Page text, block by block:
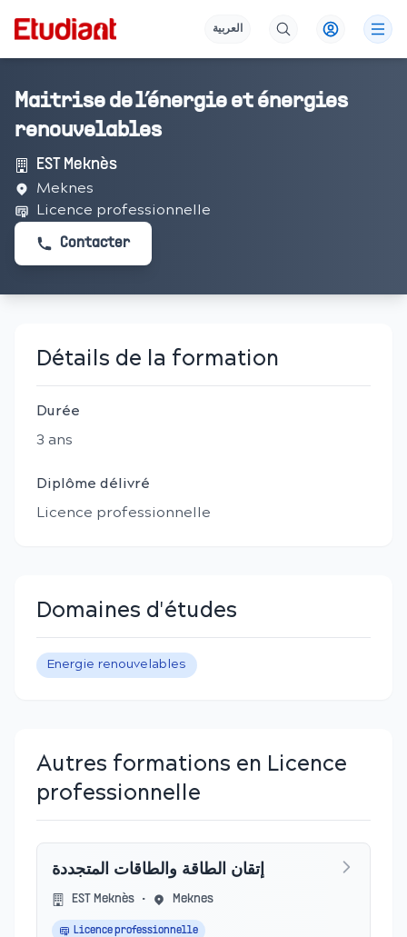
العربية
Maitrise de l’énergie et énergies
renouvelables
EST Meknès
Meknes
Licence professionnelle
Contacter
Détails de la formation
Durée
3 ans
Diplôme délivré
Licence professionnelle
Domaines d'études
Energie renouvelables
Autres formations en Licence
professionnelle
إتقان الطاقة والطاقات المتجددة
EST Meknès • Meknes
Licence professionnelle